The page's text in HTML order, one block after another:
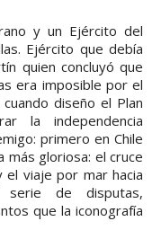
y un Ejército del
Ejército que debía
quien concluyó que
era imposible por el
diseño el Plan
la independencia
primero en Chile
más gloriosa: el cruce
el viaje por mar hacia
de disputas,
que la iconografía